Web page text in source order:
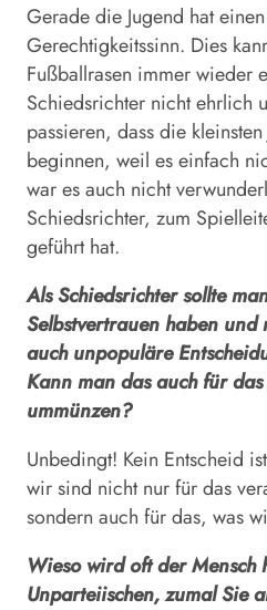
Gerade die Jugend hat
Gerechtigkeitssinn. Dies
Fußballrasen immer wieder
Schiedsrichter nicht ehrlich
passieren, dass die
beginnen, weil es einfach
war es auch nicht
Schiedsrichter, zum
geführt hat.
Als Schiedsrichter sollte
Selbstvertrauen haben und
auch unpopuläre
Kann man das auch für
ummünzen?
Unbedingt! Kein Entscheid
wir sind nicht nur für das
sondern auch für das, was
Wieso wird oft der Mensch
Unparteiischen, zumal Sie